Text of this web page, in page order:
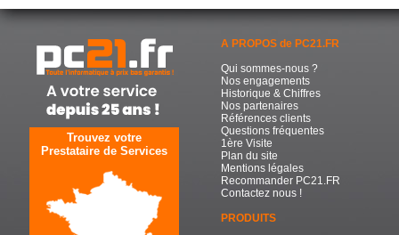
Trouvez votre
Prestataire de Services
A PROPOS de PC21.FR
Qui sommes-nous ?
Nos engagements
Historique & Chiffres
Nos partenaires
Références clients
Questions fréquentes
1ère Visite
Plan du site
Mentions légales
Recommander PC21.FR
Contactez nous !
PRODUITS